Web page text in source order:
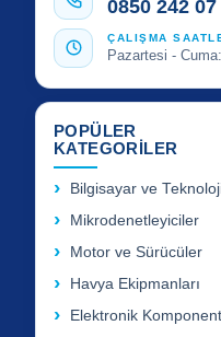
0850 242 07
ÇALIŞMA
Pazartesi -
POPÜLER
KATEGORİLER
Bilgisayar ve
Mikrodenetleyiciler
Motor ve Sürücüler
Havya Ekipmanları
Elektronik Komponent